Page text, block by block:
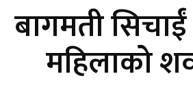
बागमती
महिलाको